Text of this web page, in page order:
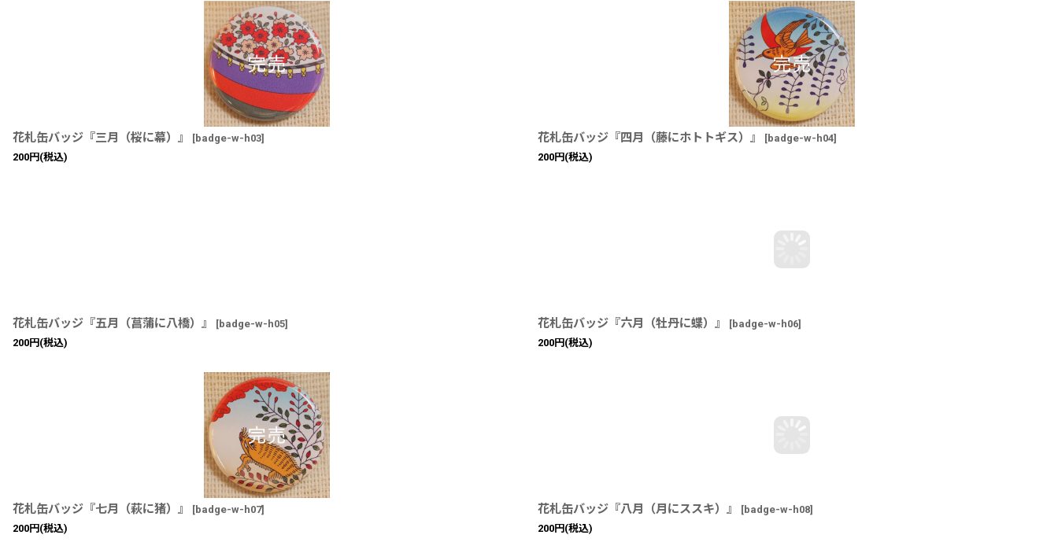
花札缶バッジ『三月（桜に幕）』 [badge-w-h03]
200円 (税込)
花札缶バッジ『四月（藤にホトトギス）』 [badge-w-h04]
200円 (税込)
花札缶バッジ『五月（菖蒲に八橋）』 [badge-w-h05]
200円 (税込)
花札缶バッジ『六月（牡丹に蝶）』 [badge-w-h06]
200円 (税込)
花札缶バッジ『七月（萩に猪）』 [badge-w-h07]
200円 (税込)
花札缶バッジ『八月（月にススキ）』 [badge-w-h08]
200円 (税込)